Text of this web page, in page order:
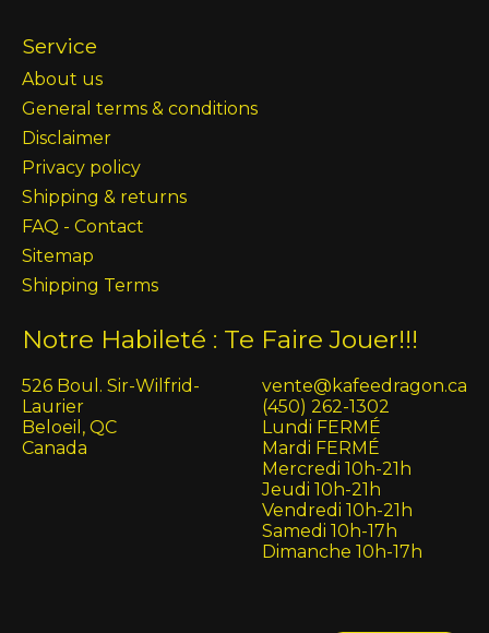
Service
About us
General terms & conditions
Disclaimer
Privacy policy
Shipping & returns
FAQ - Contact
Sitemap
Shipping Terms
Notre Habileté : Te Faire Jouer!!!
526 Boul. Sir-Wilfrid-
Laurier
Beloeil, QC
Canada
vente@kafeedragon.ca
(450) 262-1302
Lundi FERMÉ
Mardi FERMÉ
Mercredi 10h-21h
Jeudi 10h-21h
Vendredi 10h-21h
Samedi 10h-17h
Dimanche 10h-17h
English (US)